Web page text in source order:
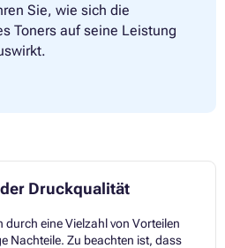
Sie, wie sich die
Toners auf seine Leistung
Druckqualität
eine Vielzahl von Vorteilen
Nachteile. Zu beachten ist, dass